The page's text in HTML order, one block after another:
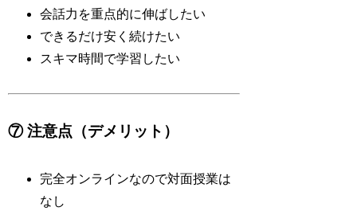
会話力を重点的に伸ばしたい
できるだけ安く続けたい
スキマ時間で学習したい
⑦ 注意点（デメリット）
完全オンラインなので対面授業は
なし